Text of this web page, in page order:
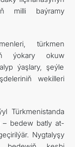
milli baýramy
türkmen
ýokary okuw
ýaşlary, şeýle
wekilleri
Türkmenistanda
– bedew batly at-
Nygtalyşy